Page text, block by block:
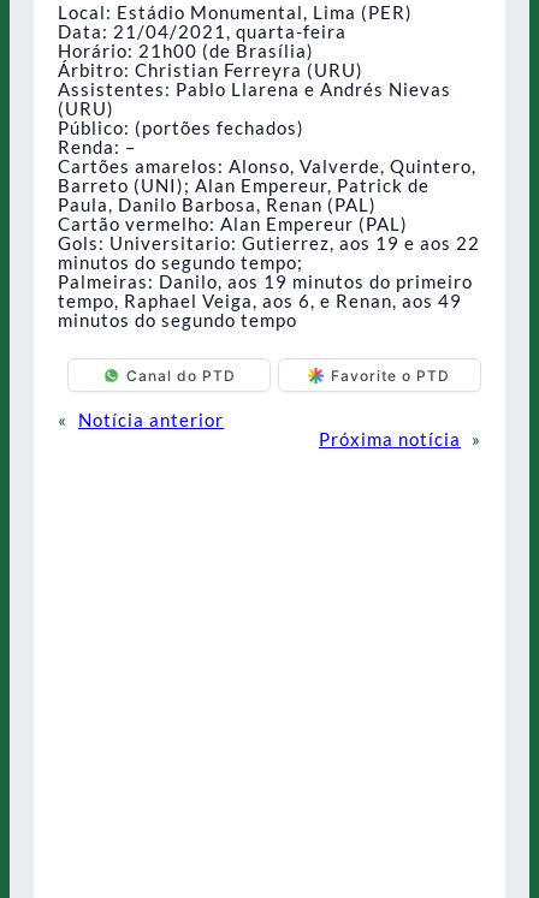
Local: Estádio Monumental, Lima (PER)
Data: 21/04/2021, quarta-feira
Horário: 21h00 (de Brasília)
Árbitro: Christian Ferreyra (URU)
Assistentes: Pablo Llarena e Andrés Nievas
(URU)
Público: (portões fechados)
Renda: –
Cartões amarelos: Alonso, Valverde, Quintero,
Barreto (UNI); Alan Empereur, Patrick de
Paula, Danilo Barbosa, Renan (PAL)
Cartão vermelho: Alan Empereur (PAL)
Gols: Universitario: Gutierrez, aos 19 e aos 22
minutos do segundo tempo;
Palmeiras: Danilo, aos 19 minutos do primeiro
tempo, Raphael Veiga, aos 6, e Renan, aos 49
minutos do segundo tempo
Canal do PTD Favorite o PTD
«
Notícia anterior
Próxima notícia
»